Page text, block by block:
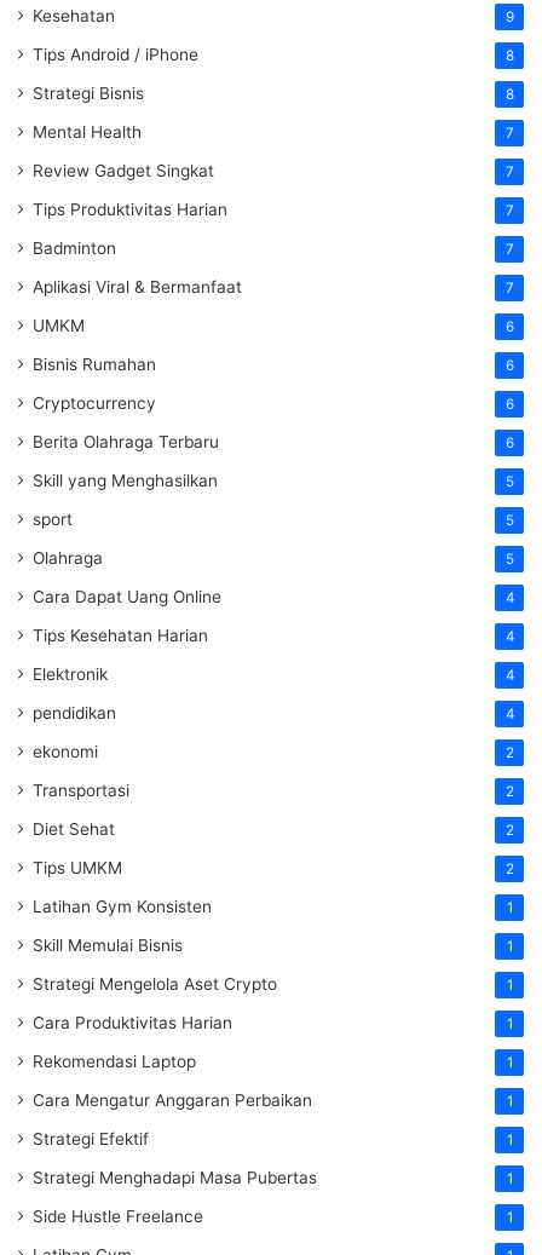
Kesehatan 9
Tips Android / iPhone 8
Strategi Bisnis 8
Mental Health 7
Review Gadget Singkat 7
Tips Produktivitas Harian 7
Badminton 7
Aplikasi Viral & Bermanfaat 7
UMKM 6
Bisnis Rumahan 6
Cryptocurrency 6
Berita Olahraga Terbaru 6
Skill yang Menghasilkan 5
sport 5
Olahraga 5
Cara Dapat Uang Online 4
Tips Kesehatan Harian 4
Elektronik 4
pendidikan 4
ekonomi 2
Transportasi 2
Diet Sehat 2
Tips UMKM 2
Latihan Gym Konsisten 1
Skill Memulai Bisnis 1
Strategi Mengelola Aset Crypto 1
Cara Produktivitas Harian 1
Rekomendasi Laptop 1
Cara Mengatur Anggaran Perbaikan 1
Strategi Efektif 1
Strategi Menghadapi Masa Pubertas 1
Side Hustle Freelance 1